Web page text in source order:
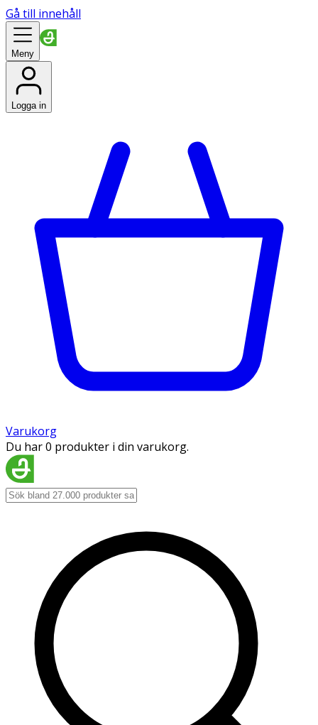
Gå till innehåll
Meny
Logga in
Varukorg
Du har 0 produkter i din varukorg.